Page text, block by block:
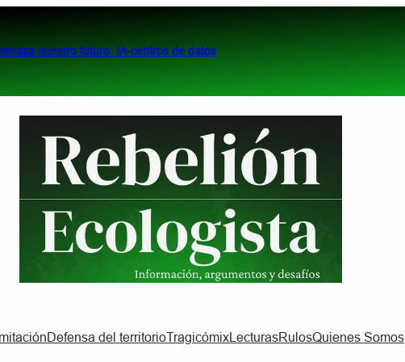
nuestro futuro: IA-centros de datos
Defensa del territorioTragicómixLecturasRulosQuienes Somos